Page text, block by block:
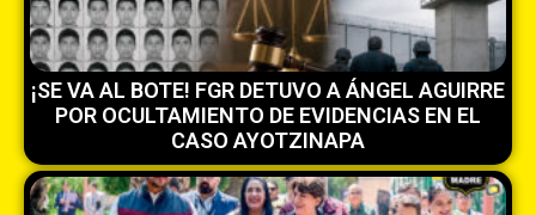
¡SE VA AL BOTE! FGR DETUVO A ÁNGEL AGUIRRE
POR OCULTAMIENTO DE EVIDENCIAS EN EL
CASO AYOTZINAPA